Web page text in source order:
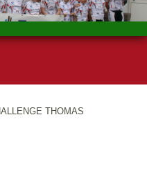
THOMAS